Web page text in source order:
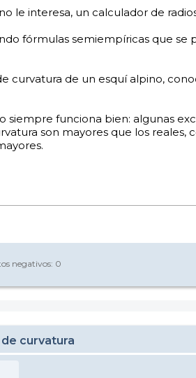
le interesa, un calculador de
fórmulas semiempíricas que se
curvatura de un esquí alpino,
siempre funciona bien: algunas
son mayores que los reales,
negativos: 0
curvatura